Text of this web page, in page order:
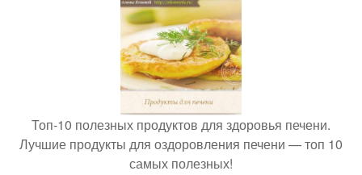
Топ-10 полезных продуктов для здоровья печени.
Лучшие продукты для оздоровления печени — топ 10
самых полезных!